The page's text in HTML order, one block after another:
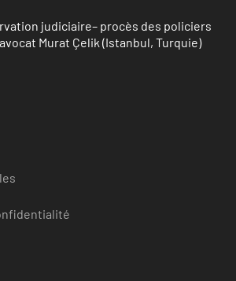
judiciaire– procès des policiers
Murat Çelik (Istanbul, Turquie)